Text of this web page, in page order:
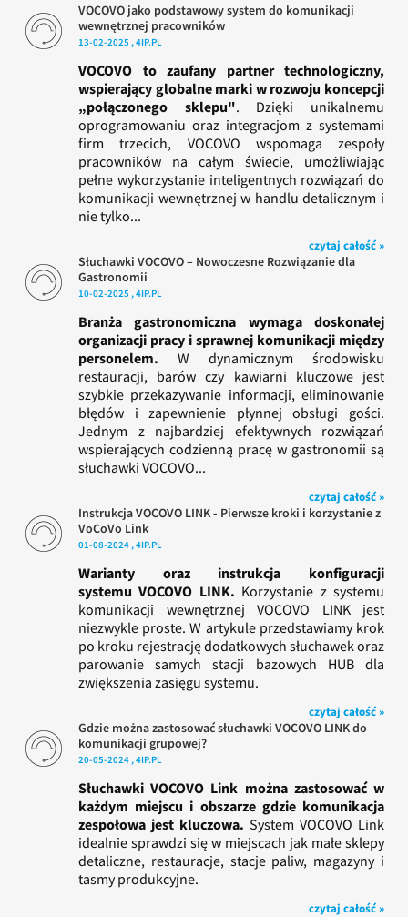
VOCOVO jako podstawowy system do komunikacji
wewnętrznej pracowników
13-02-2025 , 4IP.PL
VOCOVO to zaufany partner technologiczny,
wspierający globalne marki w rozwoju koncepcji
„połączonego sklepu". Dzięki unikalnemu
oprogramowaniu oraz integracjom z systemami
firm trzecich, VOCOVO wspomaga zespoły
pracowników na całym świecie, umożliwiając
pełne wykorzystanie inteligentnych rozwiązań do
komunikacji wewnętrznej w handlu detalicznym i
nie tylko...
czytaj całość »
Słuchawki VOCOVO – Nowoczesne Rozwiązanie dla
Gastronomii
10-02-2025 , 4IP.PL
Branża gastronomiczna wymaga doskonałej
organizacji pracy i sprawnej komunikacji między
personelem. W dynamicznym środowisku
restauracji, barów czy kawiarni kluczowe jest
szybkie przekazywanie informacji, eliminowanie
błędów i zapewnienie płynnej obsługi gości.
Jednym z najbardziej efektywnych rozwiązań
wspierających codzienną pracę w gastronomii są
słuchawki VOCOVO...
czytaj całość »
Instrukcja VOCOVO LINK - Pierwsze kroki i korzystanie z
VoCoVo Link
01-08-2024 , 4IP.PL
Warianty oraz instrukcja konfiguracji
systemu VOCOVO LINK. Korzystanie z systemu
komunikacji wewnętrznej VOCOVO LINK jest
niezwykle proste. W artykule przedstawiamy krok
po kroku rejestrację dodatkowych słuchawek oraz
parowanie samych stacji bazowych HUB dla
zwiększenia zasięgu systemu.
czytaj całość »
Gdzie można zastosować słuchawki VOCOVO LINK do
komunikacji grupowej?
20-05-2024 , 4IP.PL
Słuchawki VOCOVO Link można zastosować w
każdym miejscu i obszarze gdzie komunikacja
zespołowa jest kluczowa. System VOCOVO Link
idealnie sprawdzi się w miejscach jak małe sklepy
detaliczne, restauracje, stacje paliw, magazyny i
tasmy produkcyjne.
czytaj całość »